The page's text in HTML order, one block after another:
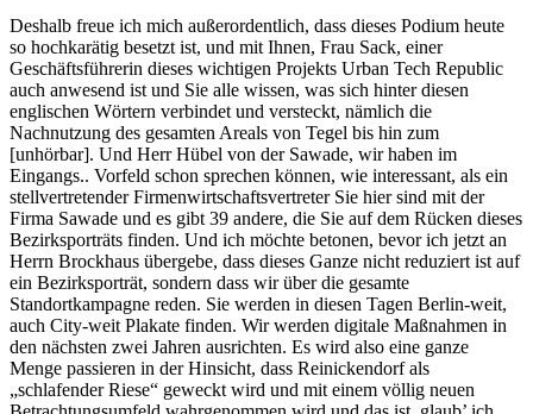
Deshalb freue ich mich außerordentlich, dass dieses Podium heute
so hochkarätig besetzt ist, und mit Ihnen, Frau Sack, einer
Geschäftsführerin dieses wichtigen Projekts Urban Tech Republic
auch anwesend ist und Sie alle wissen, was sich hinter diesen
englischen Wörtern verbindet und versteckt, nämlich die
Nachnutzung des gesamten Areals von Tegel bis hin zum
[unhörbar]. Und Herr Hübel von der Sawade, wir haben im
Eingangs.. Vorfeld schon sprechen können, wie interessant, als ein
stellvertretender Firmenwirtschaftsvertreter Sie hier sind mit der
Firma Sawade und es gibt 39 andere, die Sie auf dem Rücken dieses
Bezirksporträts finden. Und ich möchte betonen, bevor ich jetzt an
Herrn Brockhaus übergebe, dass dieses Ganze nicht reduziert ist auf
ein Bezirksporträt, sondern dass wir über die gesamte
Standortkampagne reden. Sie werden in diesen Tagen Berlin-weit,
auch City-weit Plakate finden. Wir werden digitale Maßnahmen in
den nächsten zwei Jahren ausrichten. Es wird also eine ganze
Menge passieren in der Hinsicht, dass Reinickendorf als
„schlafender Riese“ geweckt wird und mit einem völlig neuen